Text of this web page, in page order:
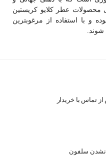
محصولات عطر کلایو کریستین
بوده و با استفاده از مرغوبترین
تماس با خریدار